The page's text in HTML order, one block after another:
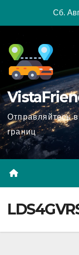
Сб.
Отправляйтесь
границ